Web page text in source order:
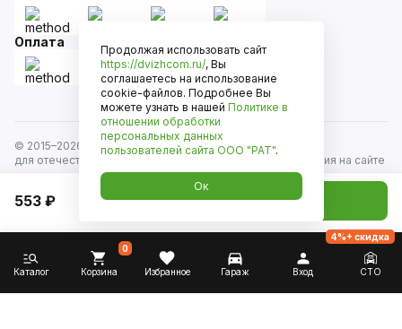
553 ₽ Добавить в корзину
Оплата
© 2015–2026
Движком — сеть магазинов автозапчастей
для отечественных автомобилей и иномарок. Информация на сайте
носит исключительно информационный характер и не является
публичной офертой, определяемой положениями
ст. 437 Гражданского кодекса РФ. Все права защищены.
Каталог Корзина
0
Избранное Гараж Вход СТО
4%+ скидка
Продолжая использовать сайт
https://dvizhcom.ru/, Вы
соглашаетесь на использование
cookie-файлов. Подробнее Вы
можете узнать в нашей Политике в
отношении обработки
персональных данных
пользователей сайта ООО "РАТ".
Ок